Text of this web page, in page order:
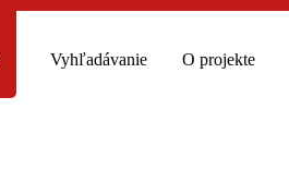
Vyhľadávanie O projekte